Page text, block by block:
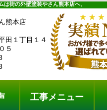
街の外壁塗装やさん熊本店へ。
熊本店
田１丁目１４
５
料金プラン
工事メニュー